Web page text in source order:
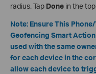
radius. Tap Done in the
Note: Ensure This
Geofencing Smart
used with the same
for each device in the
allow each device to